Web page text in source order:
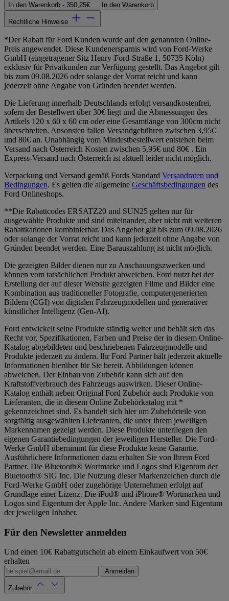
In den Warenkorb - 350,25€ In den Warenkorb
Rechtliche Hinweise
*Der Rabatt für Ford Kunden wurde auf den genannten Online-
Preis angewendet. Diese Kundenersparnis wird von Ford-Werke
GmbH (eingetragener Sitz Henry-Ford-Straße 1, 50735 Köln)
exklusiv für Privatkunden zur Verfügung gestellt. Das Angebot gilt
bis zum 09.08.2026 oder solange der Vorrat reicht und kann
jederzeit ohne Angabe von Gründen beendet werden.
Die Lieferung innerhalb Deutschlands erfolgt versandkostenfrei,
sofern der Bestellwert über 30€ liegt und die Abmessungen des
Artikels 120 x 60 x 60 cm oder eine Gesamtlänge von 300cm nicht
überschreiten. Ansonsten fallen Versandgebühren zwischen 3,95€
und 80€ an. Unabhängig vom Mindestbestellwert entstehen beim
Versand nach Österreich Kosten zwischen 5,95€ und 80€ . Ein
Express-Versand nach Österreich ist aktuell leider nicht möglich.
Verpackung und Versand gemäß Fords Standard Versandraten und
Bedingungen. Es gelten die allgemeine Geschäftsbedingungen des
Ford Onlineshops.
**Die Rabattcodes ERSATZ20 und SUN25 gelten nur für
ausgewählte Produkte und sind miteinander, aber nicht mit weiteren
Rabattkationen kombinierbar. Das Angebot gilt bis zum 09.08.2026
oder solange der Vorrat reicht und kann jederzeit ohne Angabe von
Gründen beendet werden. Eine Barauszahlung ist nicht möglich.
Die gezeigten Bilder dienen nur zu Anschauungszwecken und
können vom tatsächlichen Produkt abweichen. Ford nutzt bei der
Erstellung der auf dieser Website gezeigten Filme und Bilder eine
Kombination aus traditioneller Fotografie, computergenerierten
Bildern (CGI) von digitalen Fahrzeugmodellen und generativer
künstlicher Intelligenz (Gen-AI).
Ford entwickelt seine Produkte ständig weiter und behält sich das
Recht vor, Spezifikationen, Farben und Preise der in diesem Online-
Katalog abgebildeten und beschriebenen Fahrzeugmodelle und
Produkte jederzeit zu ändern. Ihr Ford Partner hält jederzeit aktuelle
Informationen hierüber für Sie bereit. Abbildungen können
abweichen. Der Einbau von Zubehör kann sich auf den
Kraftstoffverbrauch des Fahrzeugs auswirken. Dieser Online-
Katalog enthält neben Original Ford Zubehör auch Produkte von
Lieferanten, die in diesem Online Zubehörkatalog mit *
gekennzeichnet sind. Es handelt sich hier um Zubehörteile von
sorgfältig ausgewählten Lieferanten, die unter ihrem jeweiligen
Markennamen gezeigt werden. Diese Produkte unterliegen den
eigenen Garantiebedingungen der jeweiligen Hersteller. Die Ford-
Werke GmbH übernimmt für diese Produkte keine Garantie.
Ausführlichere Informationen dazu erhalten Sie von Ihrem Ford
Partner. Die Bluetooth® Wortmarke und Logos sind Eigentum der
Bluetooth® SIG Inc. Die Nutzung dieser Markenzeichen durch die
Ford-Werke GmbH oder zugehörige Unternehmen erfolgt auf
Grundlage einer Lizenz. Die iPod® und iPhone® Wortmarken und
Logos sind Eigentum der Apple Inc. Andere Marken sind Eigentum
der jeweiligen Inhaber.
Für den Newsletter anmelden
Und einen 10€ Rabattgutschein ab einem Einkaufwert von 50€
erhalten
Anmelden
Zubehör